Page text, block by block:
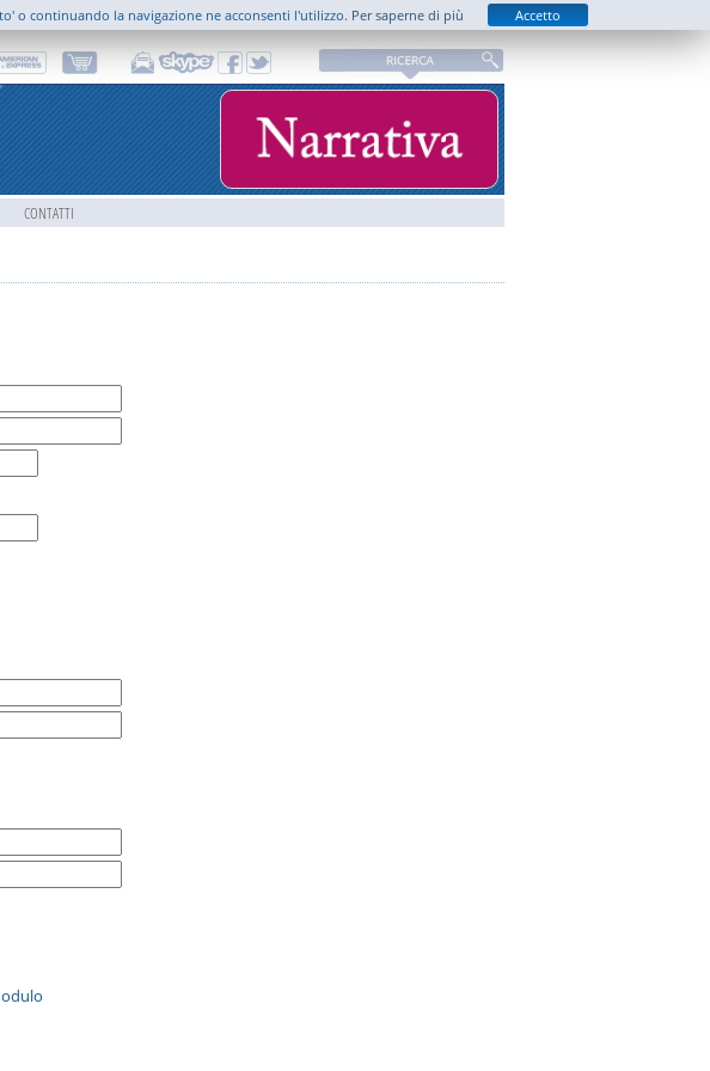
CONTATTI
o continuando la navigazione ne acconsenti l'utilizzo. Per saperne di più Accetto